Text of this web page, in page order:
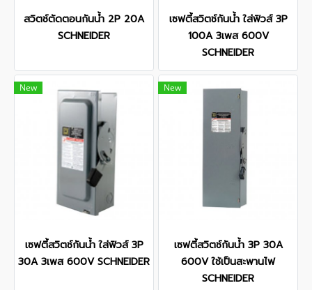
สวิตช์ตัดตอนกันน้ำ 2P 20A
SCHNEIDER
เซฟตี้สวิตช์กันน้ำ ใส่ฟิวส์ 3P
100A 3เพส 600V
SCHNEIDER
New
เซฟตี้สวิตช์กันน้ำ ใส่ฟิวส์ 3P
30A 3เพส 600V SCHNEIDER
New
เซฟตี้สวิตช์กันน้ำ 3P 30A
600V ใช้เป็นสะพานไฟ
SCHNEIDER